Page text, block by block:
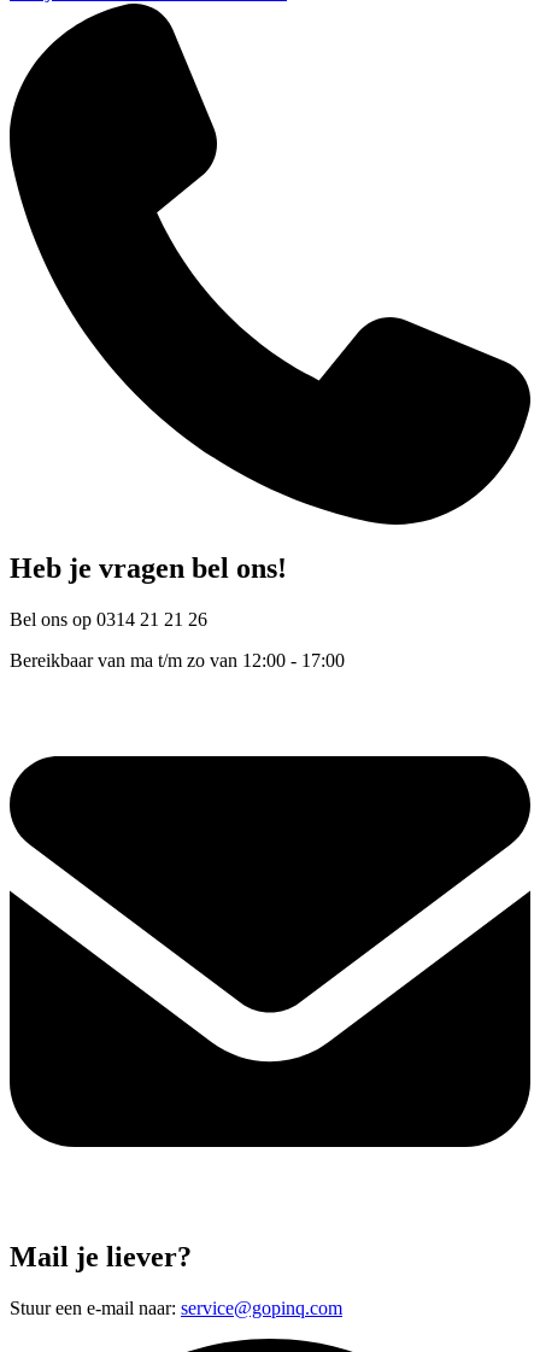
Heb je vragen bel ons!
Bel ons op 0314 21 21 26
Bereikbaar van ma t/m zo van 12:00 - 17:00
Mail je liever?
Stuur een e-mail naar: service@gopinq.com